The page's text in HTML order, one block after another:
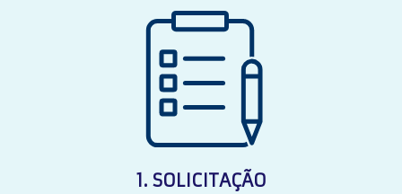
1. SOLICITAÇÃO